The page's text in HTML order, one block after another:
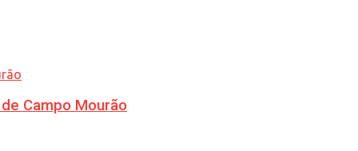
Campo Mourão